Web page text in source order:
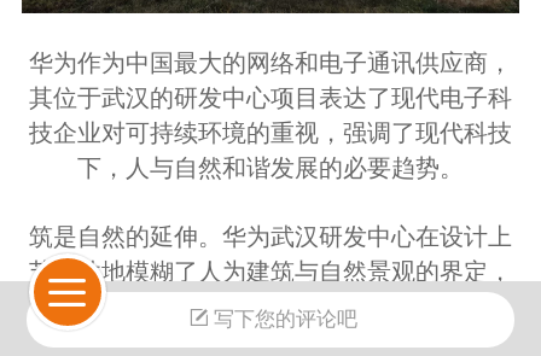
华为作为中国最大的网络和电子通讯供应商，
其位于武汉的研发中心项目表达了现代电子科
技企业对可持续环境的重视，强调了现代科技
下，人与自然和谐发展的必要趋势。
筑是自然的延伸。华为武汉研发中心在设计上
艺术性地模糊了人为建筑与自然景观的界定，
融情于景，化景为园。
写下您的评论吧